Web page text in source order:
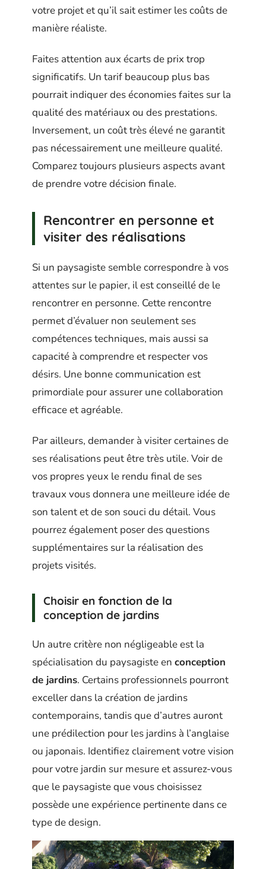
votre projet et qu’il sait estimer les coûts de
manière réaliste.
Faites attention aux écarts de prix trop
significatifs. Un tarif beaucoup plus bas
pourrait indiquer des économies faites sur la
qualité des matériaux ou des prestations.
Inversement, un coût très élevé ne garantit
pas nécessairement une meilleure qualité.
Comparez toujours plusieurs aspects avant
de prendre votre décision finale.
Rencontrer en personne et
visiter des réalisations
Si un paysagiste semble correspondre à vos
attentes sur le papier, il est conseillé de le
rencontrer en personne. Cette rencontre
permet d’évaluer non seulement ses
compétences techniques, mais aussi sa
capacité à comprendre et respecter vos
désirs. Une bonne communication est
primordiale pour assurer une collaboration
efficace et agréable.
Par ailleurs, demander à visiter certaines de
ses réalisations peut être très utile. Voir de
vos propres yeux le rendu final de ses
travaux vous donnera une meilleure idée de
son talent et de son souci du détail. Vous
pourrez également poser des questions
supplémentaires sur la réalisation des
projets visités.
Choisir en fonction de la
conception de jardins
Un autre critère non négligeable est la
spécialisation du paysagiste en conception
de jardins. Certains professionnels pourront
exceller dans la création de jardins
contemporains, tandis que d’autres auront
une prédilection pour les jardins à l’anglaise
ou japonais. Identifiez clairement votre vision
pour votre jardin sur mesure et assurez-vous
que le paysagiste que vous choisissez
possède une expérience pertinente dans ce
type de design.